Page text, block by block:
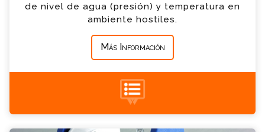
de nivel de agua (presión) y temperatura en
ambiente hostiles.
Más Información
Mensaje
*
+34 935 900 007
Medidores de Nivel de Agua Sumergibles